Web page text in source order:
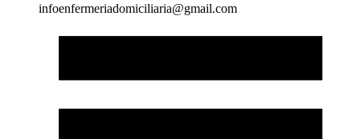
infoenfermeriadomiciliaria@gmail.com